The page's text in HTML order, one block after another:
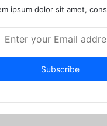
ipsum dolor sit amet,